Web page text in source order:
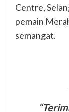
Centre,
pemain
semangat.